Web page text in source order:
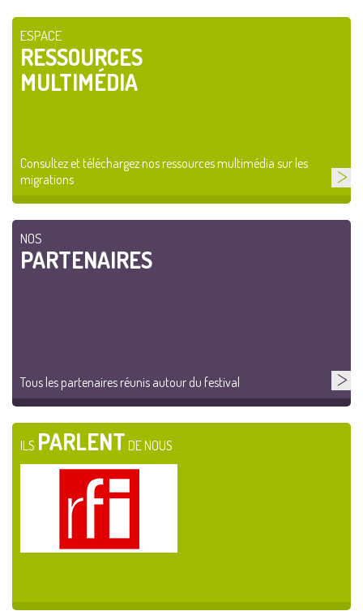
ESPACE
RESSOURCES
MULTIMÉDIA
Consultez et téléchargez nos ressources multimédia sur les
migrations
NOS
PARTENAIRES
Tous les partenaires réunis autour du festival
ILS PARLENT DE NOUS